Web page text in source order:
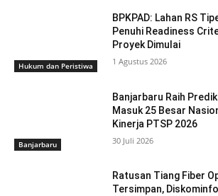
Hukum dan Peristiwa
BPKPAD: Lahan RS
Penuhi Readiness
Proyek Dimulai
1 Agustus 2026
Banjarbaru
Banjarbaru Raih
Masuk 25 Besar
Kinerja PTSP 2026
30 Juli 2026
Ratusan Tiang Fiber
Tersimpan,